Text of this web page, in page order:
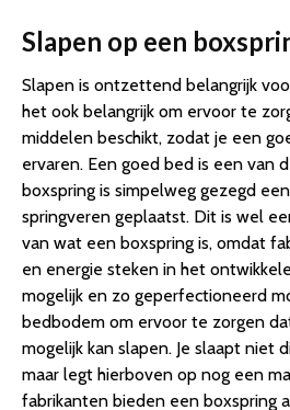
Slapen op een
Slapen is ontzettend belangrijk
het ook belangrijk om ervoor te
middelen beschikt, zodat je een
ervaren. Een goed bed is een van
boxspring is simpelweg gezegd
springveren geplaatst. Dit is wel
van wat een boxspring is, omdat
en energie steken in het
mogelijk en zo geperfectioneerd
bedbodem om ervoor te zorgen
mogelijk kan slapen. Je slaapt niet
maar legt hierboven op nog een
fabrikanten bieden een boxspring